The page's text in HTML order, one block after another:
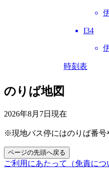
I34
時刻表
のりば地図
2026年8月7日 現在
※現地バス停にはのりば番号
ページの先頭へ戻る
ご利用にあたって（免責につ